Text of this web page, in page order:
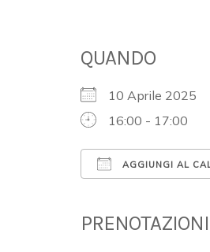
QUANDO
10 Aprile 2025
16:00 - 17:00
AGGIUNGI AL
PRENOTAZIONI